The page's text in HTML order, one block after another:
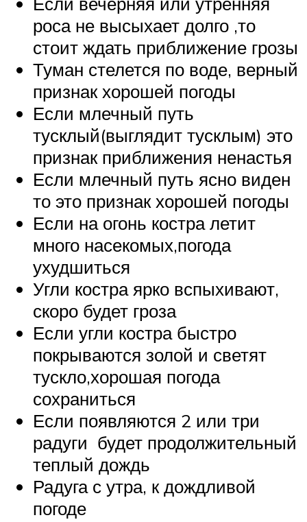
роса не высыхает долго ,то
стоит ждать приближение грозы
Туман стелется по воде, верный
признак хорошей погоды
Если млечный путь
тусклый(выглядит тусклым) это
признак приближения ненастья
Если млечный путь ясно виден
то это признак хорошей погоды
Если на огонь костра летит
много насекомых,погода
ухудшиться
Угли костра ярко вспыхивают,
скоро будет гроза
Если угли костра быстро
покрываются золой и светят
тускло,хорошая погода
сохраниться
Если появляются 2 или три
радуги будет продолжительный
теплый дождь
Радуга с утра, к дождливой
погоде